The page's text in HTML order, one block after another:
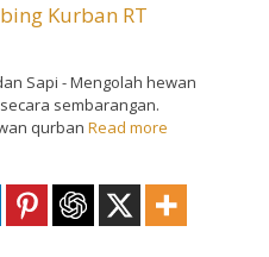
Sapi - Mengolah hewan
sembarangan.
qurban Read more